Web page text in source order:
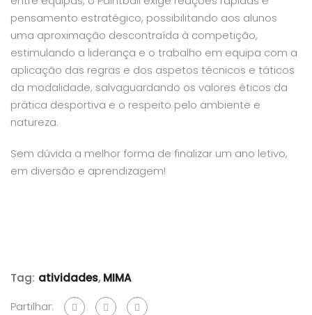
pensamento estratégico, possibilitando aos alunos
uma aproximação descontraída à competição,
estimulando a liderança e o trabalho em equipa com a
aplicação das regras e dos aspetos técnicos e táticos
da modalidade, salvaguardando os valores éticos da
prática desportiva e o respeito pelo ambiente e
natureza.
Sem dúvida a melhor forma de finalizar um ano letivo,
em diversão e aprendizagem!
Tag: atividades,MIMA
Partilhar: